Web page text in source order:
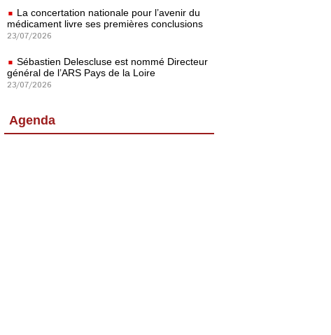
La concertation nationale pour l’avenir du
médicament livre ses premières conclusions
23/07/2026
Sébastien Delescluse est nommé Directeur
général de l’ARS Pays de la Loire
23/07/2026
Agenda